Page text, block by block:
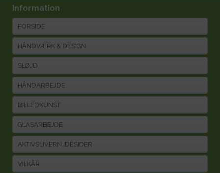
Information
FORSIDE
HÅNDVÆRK & DESIGN
SLØJD
HÅNDARBEJDE
BILLEDKUNST
GLASARBEJDE
AKTIVSLIVERN IDÉSIDER
VILKÅR